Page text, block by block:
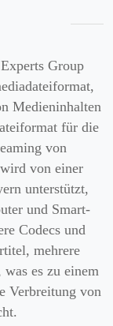
Group
Medieninhalten
für die
von
von einer
unterstützt,
und Smart-
Codecs und
mehrere
es zu einem
Verbreitung von